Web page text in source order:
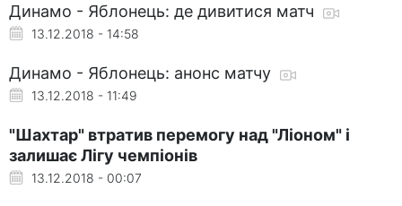
Динамо - Яблонець: де дивитися матч
13.12.2018 - 14:58
Динамо - Яблонець: анонс матчу
13.12.2018 - 11:49
"Шахтар" втратив перемогу над "Ліоном" і
залишає Лігу чемпіонів
13.12.2018 - 00:07